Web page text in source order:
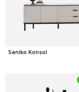
Saniko Konsol